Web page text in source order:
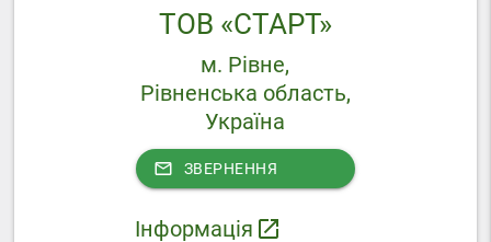
ТОВ «СТАРТ»
м. Рівне,
Рівненська область,
Україна
mail_outline ЗВЕРНЕННЯ
Інформація launch